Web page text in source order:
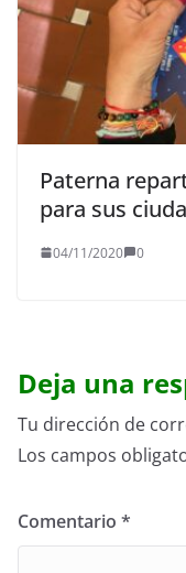
Paterna
para sus
04/11/2020 0
Deja una
Tu dirección de
Los campos
Comentario *